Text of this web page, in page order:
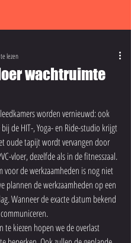
wachtruimte
lezen
worden vernieuwd: ook
de HIT-, Yoga- en Ride-studio krijgt
oude tapijt wordt vervangen door
vloer, dezelfde als in de fitnesszaal.
voor de werkzaamheden is nog niet
plannen de werkzaamheden op een
Wanneer de exacte datum bekend
te kiezen hopen we de overlast